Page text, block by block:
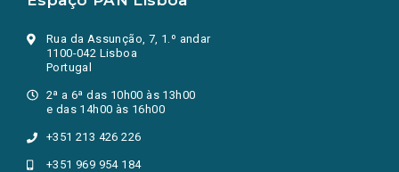
Rua da Assunção, 7, 1.º andar
1100-042 Lisboa
Portugal
2ª a 6ª das 10h00 às 13h00
e das 14h00 às 16h00
+351 213 426 226
+351 969 954 184